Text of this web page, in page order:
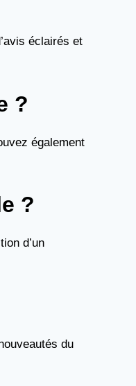
éclairés et
?
également
?
d’un
du